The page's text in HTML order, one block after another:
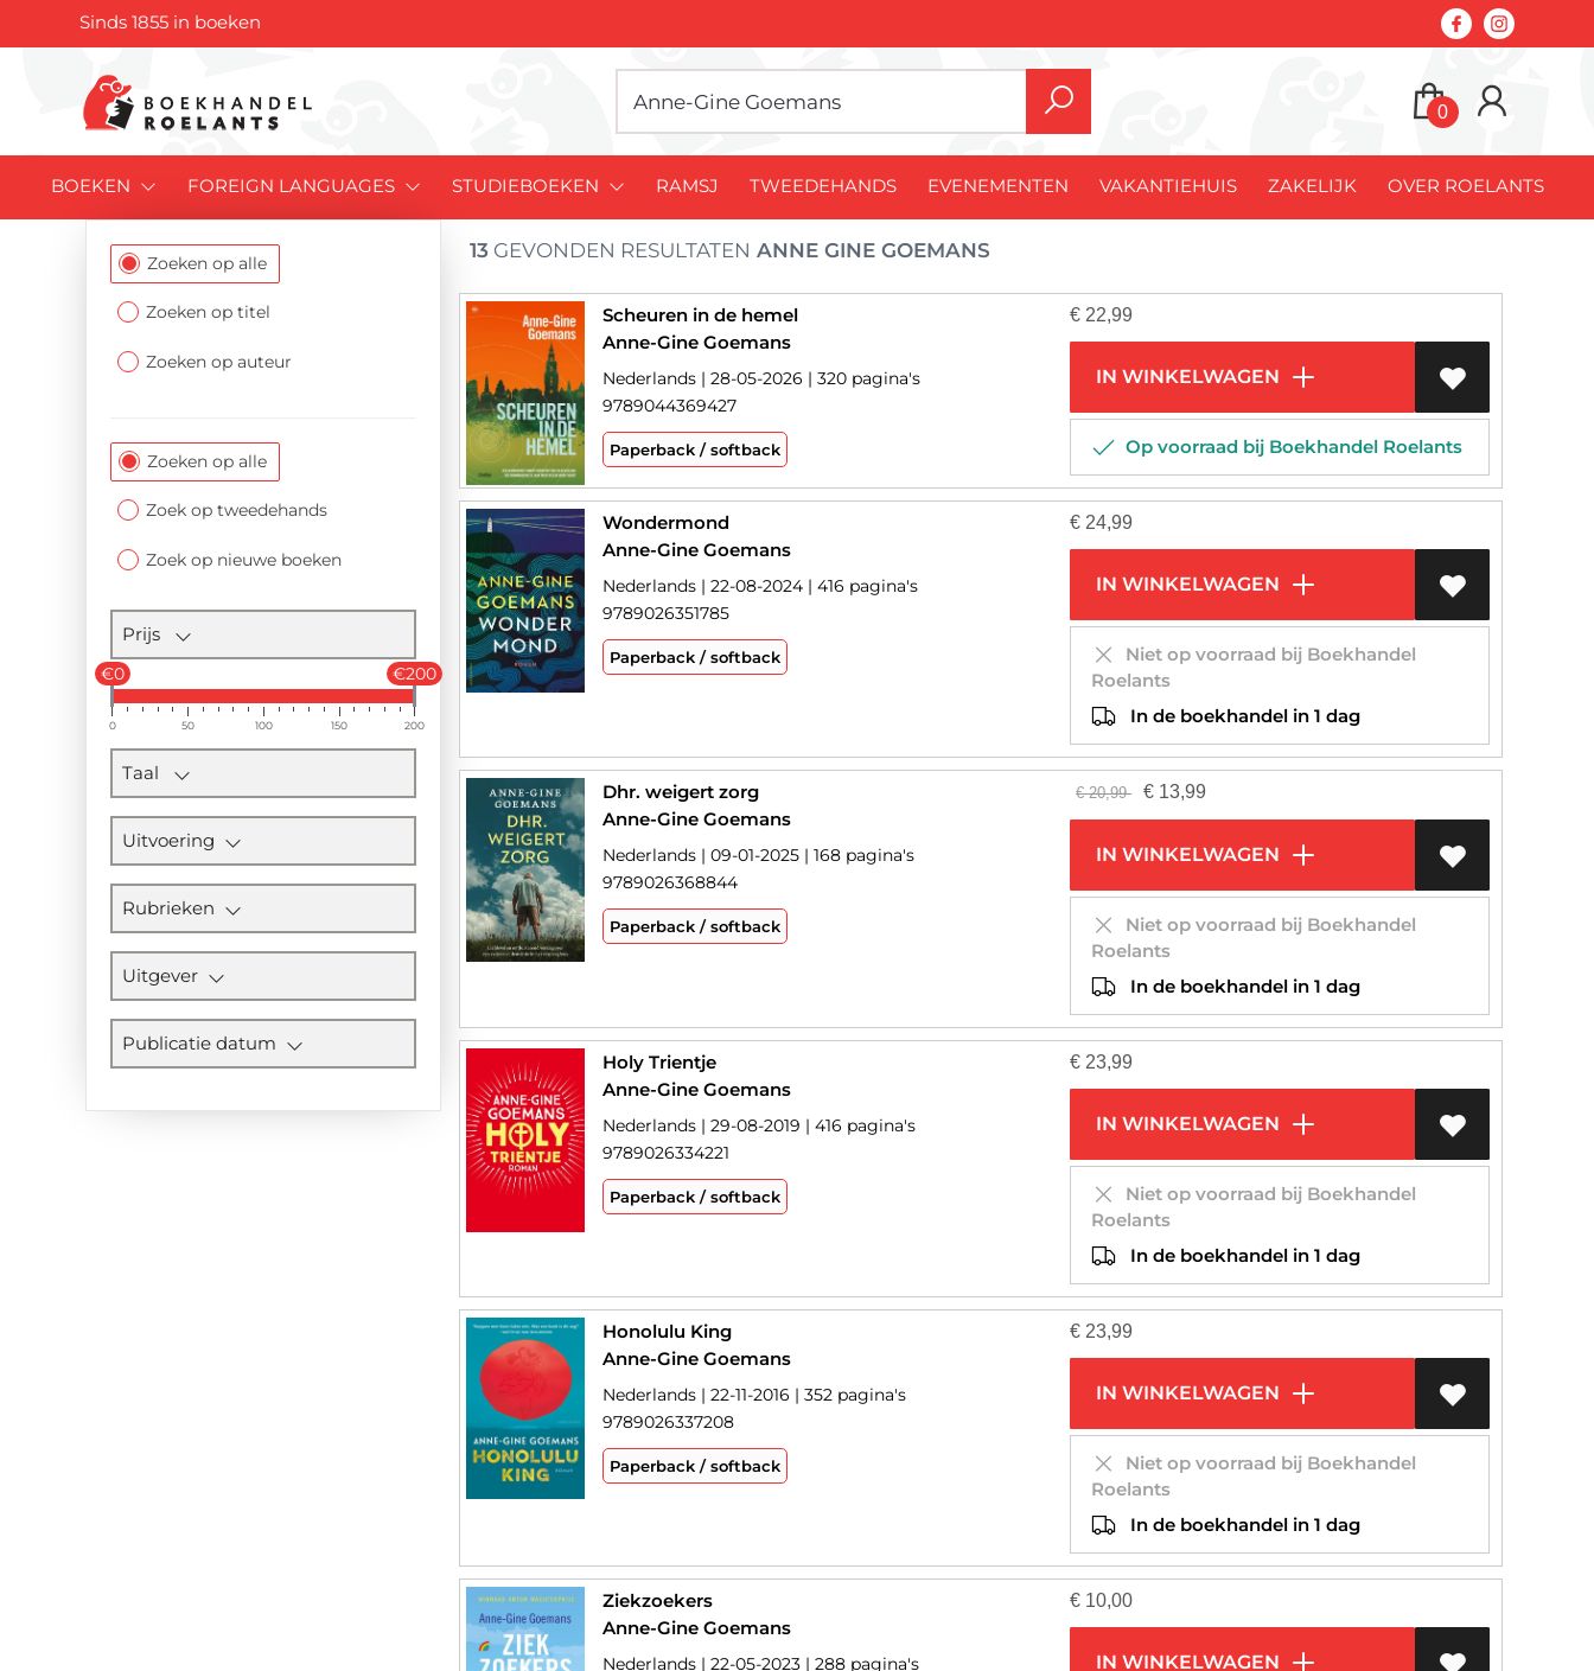
Sinds 1855 in boeken
0
BOEKEN FOREIGN LANGUAGES STUDIEBOEKEN RAMSJ TWEEDEHANDS EVENEMENTEN VAKANTIEHUIS ZAKELIJK OVER ROELANTS
Filtersectie
Zoeken op alle
Zoeken op titel
Zoeken op auteur
Zoeken op alle
Zoek op tweedehands
Zoek op nieuwe boeken
Prijs
€0 €200
0 50 100 150 200
Taal
Uitvoering
Rubrieken
Uitgever
Publicatie datum
13 GEVONDEN RESULTATEN ANNE GINE GOEMANS
Scheuren in de hemel
Anne-Gine Goemans
Nederlands | 28-05-2026 | 320 pagina's
9789044369427
Paperback / softback
€ 22,99
IN WINKELWAGEN
Op voorraad bij Boekhandel Roelants
Wondermond
Anne-Gine Goemans
Nederlands | 22-08-2024 | 416 pagina's
9789026351785
Paperback / softback
€ 24,99
IN WINKELWAGEN
Niet op voorraad bij Boekhandel
Roelants
In de boekhandel in 1 dag
Dhr. weigert zorg
Anne-Gine Goemans
Nederlands | 09-01-2025 | 168 pagina's
9789026368844
Paperback / softback
€20,99 € 13,99
IN WINKELWAGEN
Niet op voorraad bij Boekhandel
Roelants
In de boekhandel in 1 dag
Holy Trientje
Anne-Gine Goemans
Nederlands | 29-08-2019 | 416 pagina's
9789026334221
Paperback / softback
€ 23,99
IN WINKELWAGEN
Niet op voorraad bij Boekhandel
Roelants
In de boekhandel in 1 dag
Honolulu King
Anne-Gine Goemans
Nederlands | 22-11-2016 | 352 pagina's
9789026337208
Paperback / softback
€ 23,99
IN WINKELWAGEN
Niet op voorraad bij Boekhandel
Roelants
In de boekhandel in 1 dag
Ziekzoekers
Anne-Gine Goemans
Nederlands | 22-05-2023 | 288 pagina's
€ 10,00
IN WINKELWAGEN